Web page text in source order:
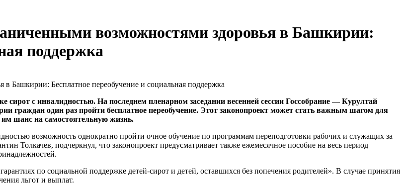
возможностями здоровья в Башкирии:
поддержка
с инвалидностью. На последнем пленарном заседании весенней сессии Госсобрание — Курултай
граждан один раз пройти бесплатное переобучение. Этот законопроект может стать важным шагом для
шанс на самостоятельную жизнь.
возможность однократно пройти очное обучение по программам переподготовки рабочих и служащих за
Толкачев, подчеркнул, что законопроект предусматривает также ежемесячное пособие на весь период
по социальной поддержке детей-сирот и детей, оставшихся без попечения родителей». В случае принятия
льгот и выплат.